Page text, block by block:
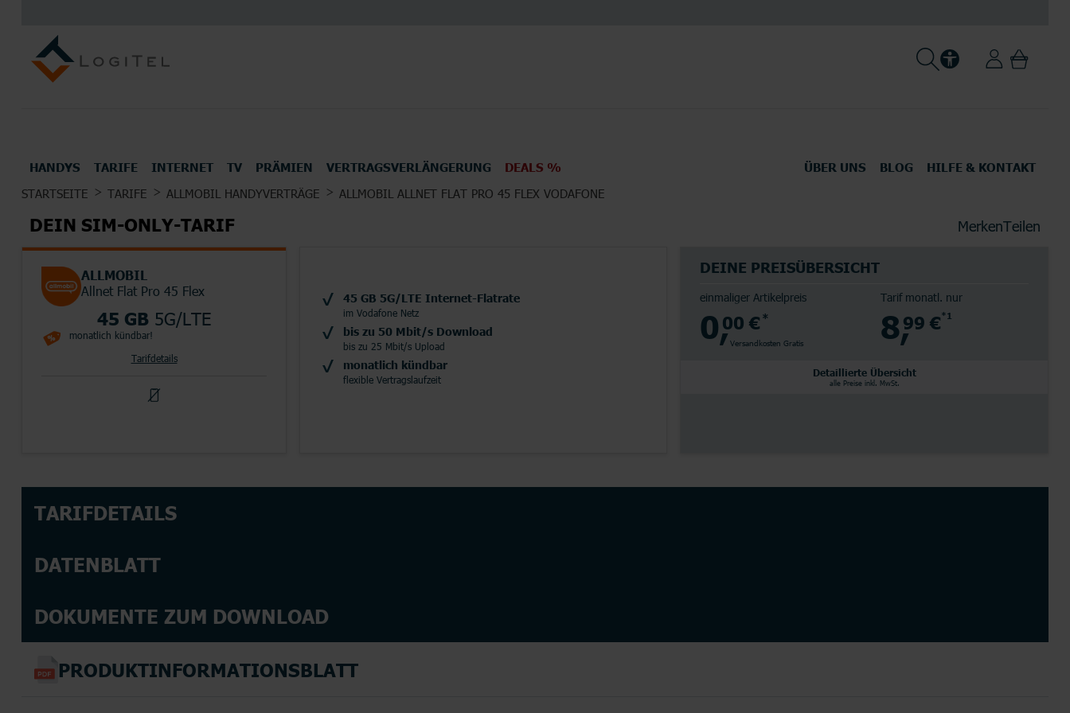
HANDYS
ALLE HANDYS UND SMARTPHONES
alle Smartphones
ALLE HERSTELLER
alle Hersteller
TOP HANDY-AKTIONEN
TARIFE
TOP MOBILFUNK ANBIETER
TOP HANDYTARIFE
INTERNET
INTERNETANBIETER
INTERNETTARIFE
TV
UNSERE BESTEN TV TARIFE
PRÄMIEN
PRÄMIEN
Kopfhörer
VERTRAGSVERLÄNGERUNG DEALS %
UNSERE TOP DEALS FÜR DICH
ÜBER UNS
Newsroom
BLOG HILFE & KONTAKT
STARTSEITE TARIFE ALLMOBIL HANDYVERTRÄGE ALLMOBIL ALLNET FLAT PRO 45 FLEX VODAFONE
DEIN SIM-ONLY-TARIF MerkenTeilen
ALLMOBIL
Allnet Flat Pro 45 Flex
45 GB 5G/LTE
monatlich kündbar!
Tarifdetails
45 GB 5G/LTE Internet-Flatrate
im Vodafone Netz
bis zu 50 Mbit/s Download
bis zu 25 Mbit/s Upload
monatlich kündbar
flexible Vertragslaufzeit
DEINE PREISÜBERSICHT
einmaliger Artikelpreis
0,00 € *
Versandkosten Gratis
Tarif monatl. nur
8,99 €*1
Detaillierte Übersicht
alle Preise inkl. MwSt.
TARIFDETAILS
DATENBLATT
DOKUMENTE ZUM DOWNLOAD
PRODUKTINFORMATIONSBLATT